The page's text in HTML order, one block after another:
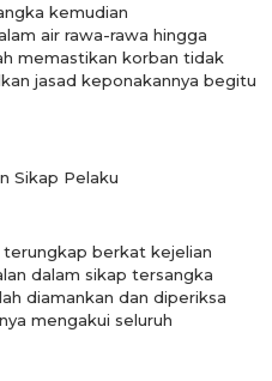
kemudian
air rawa-rawa hingga
memastikan korban tidak
jasad keponakannya begitu
Sikap Pelaku
terungkap berkat kejelian
dalam sikap tersangka
diamankan dan diperiksa
mengakui seluruh